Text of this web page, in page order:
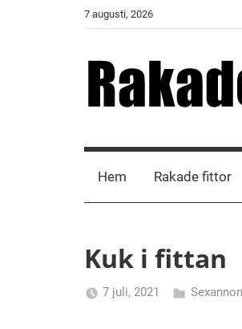
7 augusti, 2026
Rakade
Fittor
Hem Rakade fittor
Kuk i fittan
7 juli, 2021